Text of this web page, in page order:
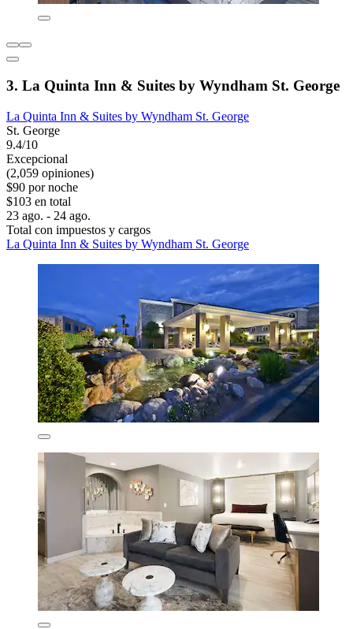
3. La Quinta Inn & Suites by Wyndham St. George
La Quinta Inn & Suites by Wyndham St. George
St. George
9.4/10
Excepcional
(2,059 opiniones)
$90 por noche
$103 en total
23 ago. - 24 ago.
Total con impuestos y cargos
La Quinta Inn & Suites by Wyndham St. George